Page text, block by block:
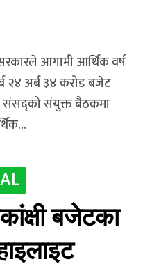
आगामी आर्थिक वर्ष
२४ अर्ब ३४ करोड बजेट
संसद्को संयुक्त बैठकमा
बजेटका